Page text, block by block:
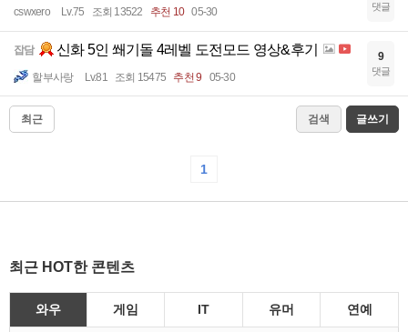
cswxero Lv.75 조회 13522 추천 10 05-30 댓글
잡담 신화 5인 쐐기돌 4레벨 도전모드 영상&후기
할부사랑 Lv.81 조회 15475 추천 9 05-30
9
댓글
최근 검색 글쓰기
1
최근 HOT한 콘텐츠
와우 게임 IT 유머 연예